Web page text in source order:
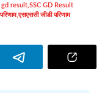
gd result SSC GD Result
,एसएससी जीडी परिणाम